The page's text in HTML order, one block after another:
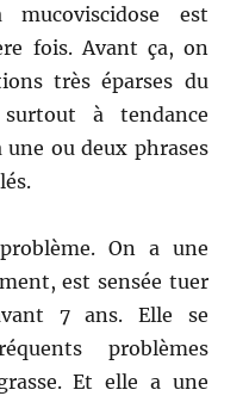
est
fois. Avant ça, on
très éparses du
à tendance
une ou deux phrases
On a une
est sensée tuer
7 ans. Elle se
problèmes
Et elle a une